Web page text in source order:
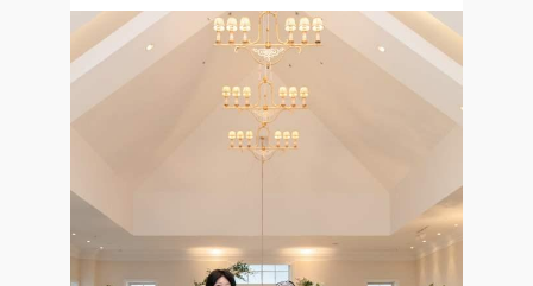
アクセス ご列席者の皆さまへ
QA
よくあるご質問
SUPPORT
お手伝い
お問い合わせ